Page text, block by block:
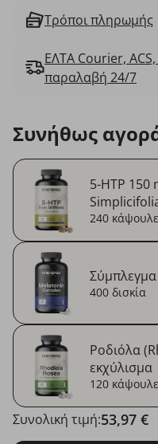
Τρόποι πληρωμής
ΕΛΤΑ Courier,
παραλαβή 24/7
Συνήθως
5-HTP 150
240
400 δισκία
Ροδιόλα
εκχύλισμα
120
Συνολική τιμή:53,97 €